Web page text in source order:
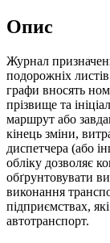
Опис
Журнал
подорожніх
графи вносять
прізвище та
маршрут або
кінець зміни,
диспетчера (або
обліку дозволяє
обґрунтовувати
виконання
підприємствах,
автотранспорт.